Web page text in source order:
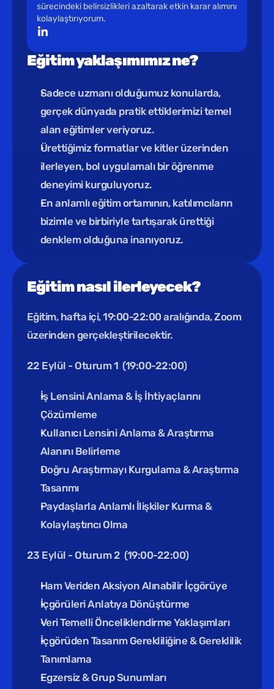
sürecindeki belirsizlikleri azaltarak etkin karar alımını
kolaylaştırıyorum.
Eğitim yaklaşımımız ne?
Sadece uzmanı olduğumuz konularda,
gerçek dünyada pratik ettiklerimizi temel
alan eğitimler veriyoruz.
Ürettiğimiz formatlar ve kitler üzerinden
ilerleyen, bol uygulamalı bir öğrenme
deneyimi kurguluyoruz.
En anlamlı eğitim ortamının, katılımcıların
bizimle ve birbiriyle tartışarak ürettiği
denklem olduğuna inanıyoruz.
Eğitim nasıl ilerleyecek?
Eğitim, hafta içi, 19:00-22:00 aralığında, Zoom
üzerinden gerçekleştirilecektir.
22 Eylül - Oturum 1  (19:00-22:00)
İş Lensini Anlama & İş İhtiyaçlarını
Çözümleme
Kullanıcı Lensini Anlama & Araştırma
Alanını Belirleme
Doğru Araştırmayı Kurgulama & Araştırma
Tasarımı
Paydaşlarla Anlamlı İlişkiler Kurma &
Kolaylaştırıcı Olma
23 Eylül - Oturum 2  (19:00-22:00)
Ham Veriden Aksiyon Alınabilir İçgörüye
İçgörüleri Anlatıya Dönüştürme
Veri Temelli Önceliklendirme Yaklaşımları
İçgörüden Tasarım Gerekliliğine & Gereklilik
Tanımlama
Egzersiz & Grup Sunumları